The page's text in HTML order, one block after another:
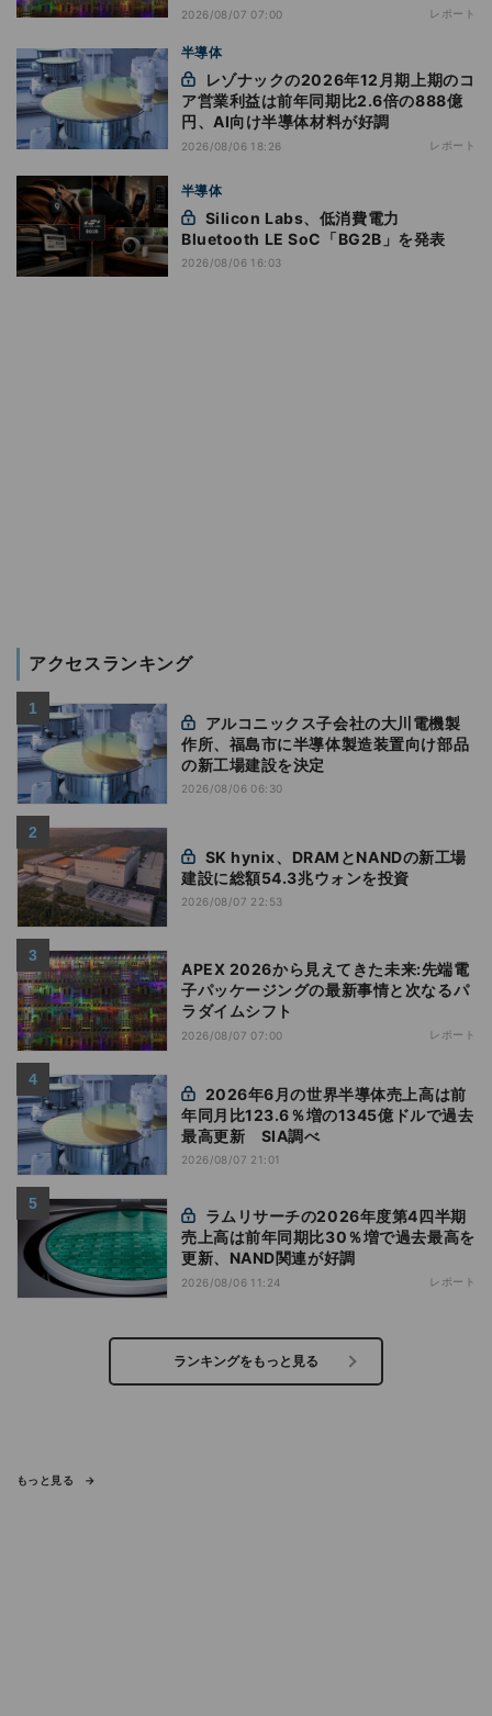
2026/08/07 07:00 レポート
半導体
ア営業利益は前年同期比2.6倍の888億
円、AI向け半導体材料が好調
2026/08/06 18:26 レポート
半導体
Bluetooth LE SoC「BG2B」を発表
2026/08/06 16:03
アクセスランキング
作所、福島市に半導体製造装置向け部品
の新工場建設を決定
2026/08/06 06:30
建設に総額54.3兆ウォンを投資
2026/08/07 22:53
APEX 2026から見えてきた未来:先端電
子パッケージングの最新事情と次なるパ
ラダイムシフト
2026/08/07 07:00 レポート
年同月比123.6％増の1345億ドルで過去
最高更新 SIA調べ
2026/08/07 21:01
売上高は前年同期比30％増で過去最高を
更新、NAND関連が好調
2026/08/06 11:24 レポート
ランキングをもっと見る
もっと見る